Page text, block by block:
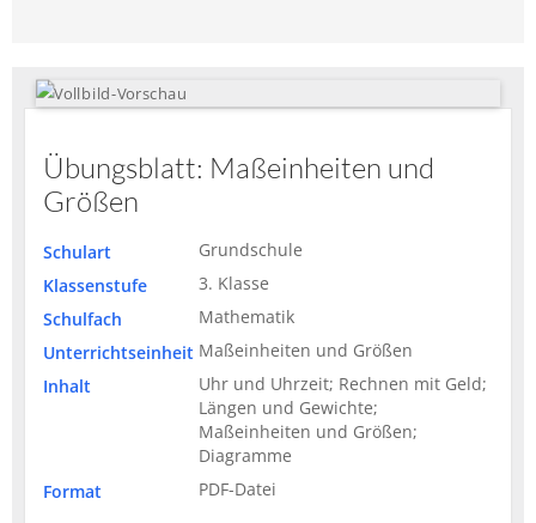
Übungsblatt: Maßeinheiten und
Größen
Schulart
Grundschule
Klassenstufe
3. Klasse
Schulfach
Mathematik
Unterrichtseinheit Maßeinheiten und Größen
Inhalt
Uhr und Uhrzeit; Rechnen mit Geld;
Längen und Gewichte;
Maßeinheiten und Größen;
Diagramme
Format
PDF-Datei